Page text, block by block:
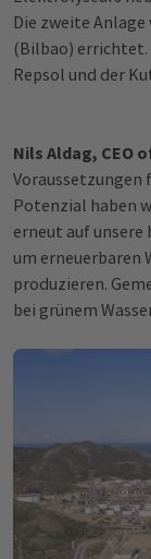
Die zweite
(Bilbao) errichtet.
Repsol und der
Nils Aldag, CEO
Voraussetzungen
Potenzial haben
erneut auf
um erneuerbaren
produzieren.
bei grünem